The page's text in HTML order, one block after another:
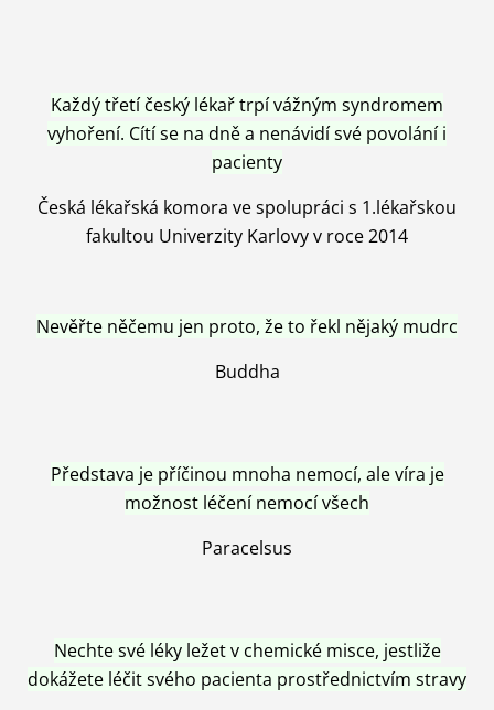
Každý třetí český lékař trpí vážným syndromem
vyhoření. Cítí se na dně a nenávidí své povolání i
pacienty
Česká lékařská komora ve spolupráci s 1.lékařskou
fakultou Univerzity Karlovy v roce 2014
Nevěřte něčemu jen proto, že to řekl nějaký mudrc
Buddha
Představa je příčinou mnoha nemocí, ale víra je
možnost léčení nemocí všech
Paracelsus
Nechte své léky ležet v chemické misce, jestliže
dokážete léčit svého pacienta prostřednictvím stravy